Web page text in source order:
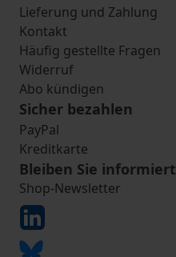
Lieferung und Zahlung
Kontakt
Häufig gestellte Fragen
Widerruf
Abo kündigen
Sicher bezahlen
PayPal
Kreditkarte
Bleiben Sie informiert
Shop-Newsletter